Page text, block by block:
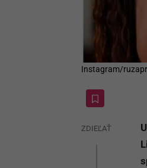
Instagram/
ZDIEĽAŤ